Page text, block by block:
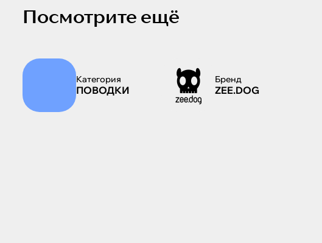
Посмотрите ещё
Категория
ПОВОДКИ
Бренд
ZEE.DOG